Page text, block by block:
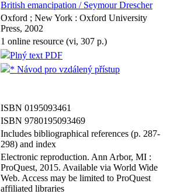
British emancipation / Seymour Drescher
Oxford ; New York : Oxford University
Press, 2002
1 online resource (vi, 307 p.)
Plný text PDF
* Návod pro vzdálený přístup
ISBN 0195093461
ISBN 9780195093469
Includes bibliographical references (p. 287-
298) and index
Electronic reproduction. Ann Arbor, MI :
ProQuest, 2015. Available via World Wide
Web. Access may be limited to ProQuest
affiliated libraries